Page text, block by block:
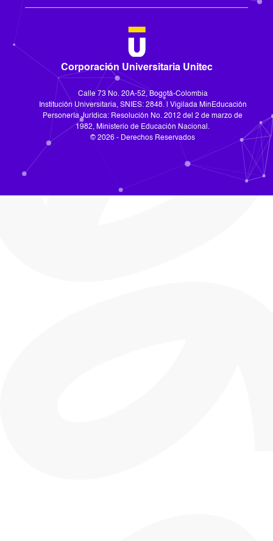
Corporación Universitaria Unitec
Calle 73 No. 20A-52, Bogotá-Colombia
Institución Universitaria, SNIES: 2848. | Vigilada MinEducación
Personería Jurídica: Resolución No. 2012 del 2 de marzo de
1982, Ministerio de Educación Nacional.
© 2026 - Derechos Reservados